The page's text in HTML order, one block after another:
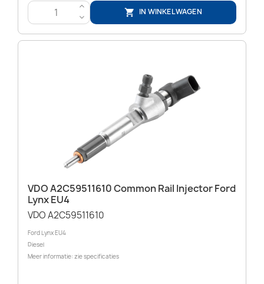
>
<
 IN WINKELWAGEN
VDO A2C59511610 Common Rail Injector Ford
Lynx EU4
VDO A2C59511610
Ford Lynx EU4
Diesel
Meer informatie: zie specificaties